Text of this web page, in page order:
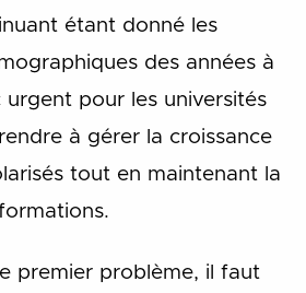
étant donné les
des années à
urgent pour les universités
à gérer la croissance
tout en maintenant la
premier problème, il faut